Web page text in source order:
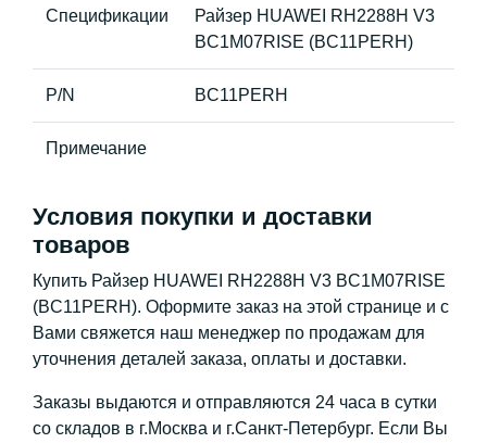
Спецификации
Райзер HUAWEI RH2288H V3
BC1M07RISE (BC11PERH)
P/N BC11PERH
Примечание
Условия покупки и доставки
товаров
Купить Райзер HUAWEI RH2288H V3 BC1M07RISE
(BC11PERH). Оформите заказ на этой странице и с
Вами свяжется наш менеджер по продажам для
уточнения деталей заказа, оплаты и доставки.
Заказы выдаются и отправляются 24 часа в сутки
со складов в г.Москва и г.Санкт-Петербург. Если Вы